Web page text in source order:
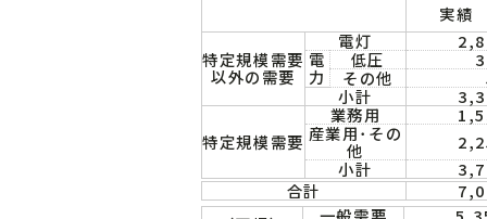
実績
特定規模需要
以外の需要
電灯
電
力
低圧
その他
小計
特定規模需要
業務用
産業用･その
他
小計
合計